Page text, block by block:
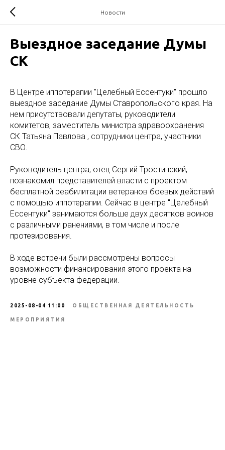
Новости
Выездное заседание Думы
СК
В Центре иппотерапии "Целебный Ессентуки" прошло
выездное заседание Думы Ставропольского края. На
нем присутствовали депутаты, руководители
комитетов, заместитель министра здравоохранения
СК Татьяна Павлова , сотрудники центра, участники
СВО.
Руководитель центра, отец Сергий Тростинский,
познакомил представителей власти с проектом
бесплатной реабилитации ветеранов боевых действий
с помощью иппотерапии. Сейчас в центре "Целебный
Ессентуки" занимаются больше двух десятков воинов
с различными ранениями, в том числе и после
протезирования.
В ходе встречи были рассмотрены вопросы
возможности финансирования этого проекта на
уровне субъекта федерации.
2025-08-04 11:00 ОБЩЕСТВЕННАЯ ДЕЯТЕЛЬНОСТЬ
МЕРОПРИЯТИЯ